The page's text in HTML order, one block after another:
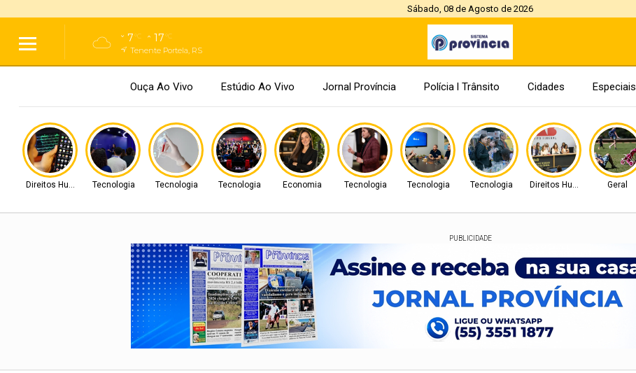
Sábado, 08 de Agosto de 2026
7°C 17°C
Tenente Portela, RS
Ouça Ao Vivo Estúdio Ao Vivo Jornal Província Polícia l Trânsito Cidades Especiais
Direitos HumanosTecnologia Tecnologia Tecnologia Economia Tecnologia Tecnologia Tecnologia Direitos Humanos Geral
PUBLICIDADE